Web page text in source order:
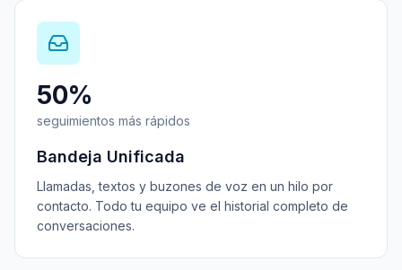
50%
seguimientos más rápidos
Bandeja Unificada
Llamadas, textos y buzones de voz en un hilo por
contacto. Todo tu equipo ve el historial completo de
conversaciones.